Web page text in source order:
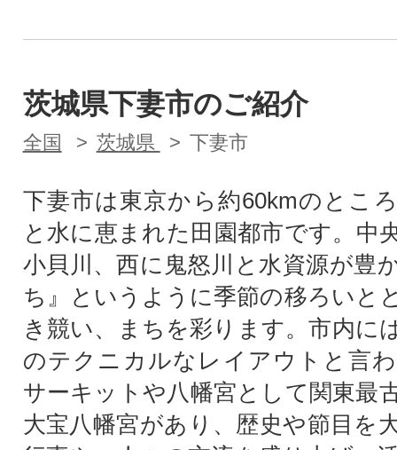
茨城県下妻市のご紹介
全国 茨城県 下妻市
下妻市は東京から約60kmのとこ
と水に恵まれた田園都市です。中
小貝川、西に鬼怒川と水資源が豊
ち』というように季節の移ろいと
き競い、まちを彩ります。市内に
のテクニカルなレイアウトと言
サーキットや八幡宮として関東最
大宝八幡宮があり、歴史や節目を